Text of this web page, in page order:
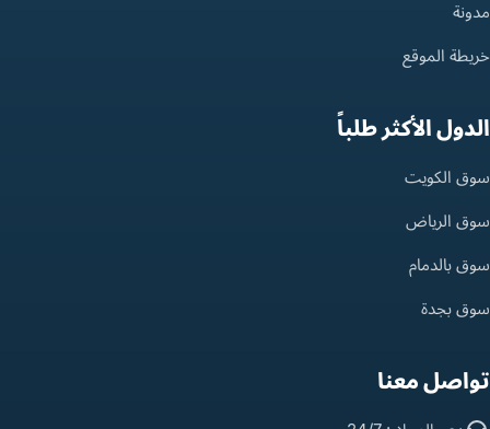
مدونة
خريطة الموقع
الدول الأكثر طلباً
سوق الكويت
سوق الرياض
سوق بالدمام
سوق بجدة
تواصل معنا